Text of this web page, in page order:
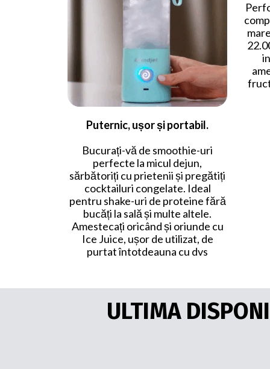
Puternic, ușor și portabil.
Bucurați-vă de smoothie-uri
perfecte la micul dejun,
sărbătoriți cu prietenii și pregătiți
cocktailuri congelate. Ideal
pentru shake-uri de proteine ​​fără
bucăți la sală și multe altele.
Amestecați oricând și oriunde cu
Ice Juice, ușor de utilizat, de
purtat întotdeauna cu dvs
ULTIMA